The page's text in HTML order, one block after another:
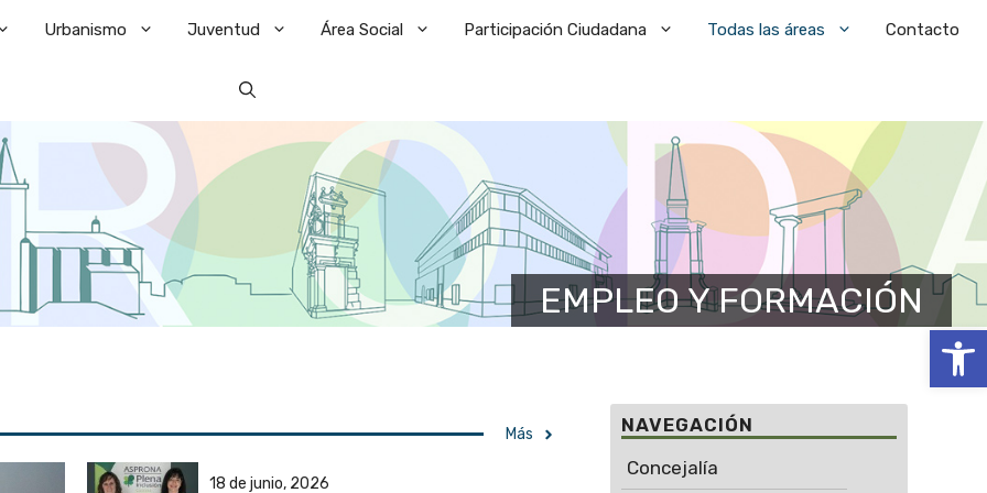
Abrir
Urbanismo Juventud Área Social Participación Ciudadana Todas las áreas Contacto
EMPLEO Y FORMACIÓN
Más
18 de junio, 2026
NAVEGACIÓN
Concejalía